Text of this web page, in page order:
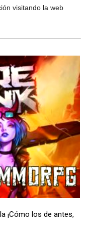
visitando la web
¡Cómo los de antes,